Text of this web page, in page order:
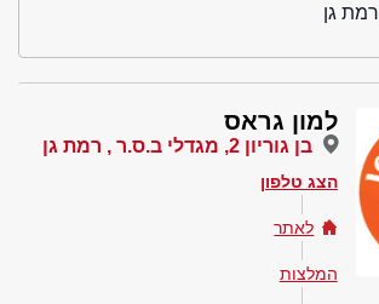
רמת גן
למון גראס
בן גוריון 2, מגדלי ב.ס.ר , רמת גן
הצג טלפון
לאתר
המלצות